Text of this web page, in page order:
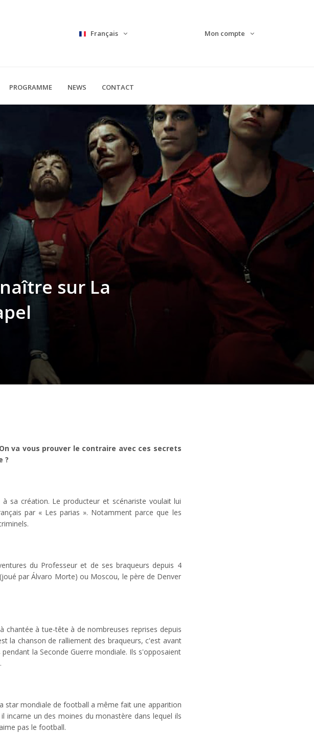
Français Mon compte
PROGRAMME NEWS CONTACT
sur La
va vous prouver le contraire avec ces secrets
?
sa création. Le producteur et scénariste voulait lui
par « Les parias ». Notamment parce que les
du Professeur et de ses braqueurs depuis 4
par Álvaro Morte) ou Moscou, le père de Denver
chantée à tue-tête à de nombreuses reprises depuis
la chanson de ralliement des braqueurs, c'est avant
la Seconde Guerre mondiale. Ils s'opposaient
star mondiale de football a même fait une apparition
incarne un des moines du monastère dans lequel ils
pas le football.